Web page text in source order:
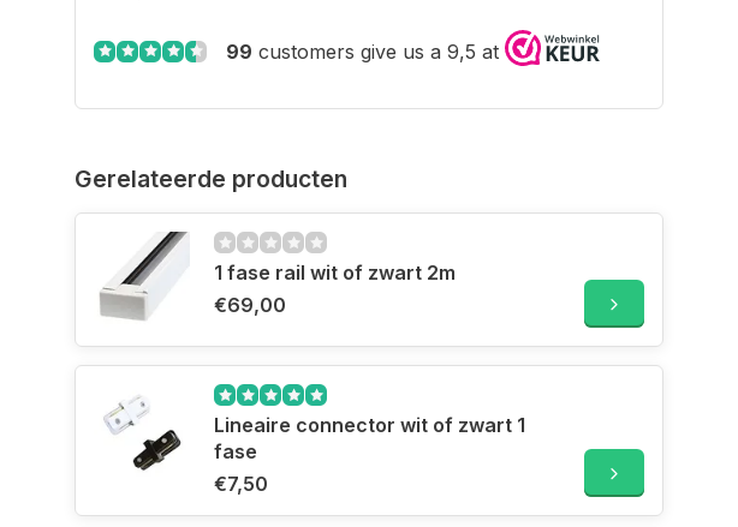
99 customers give us a 9,5 at
Gerelateerde producten
1 fase rail wit of zwart 2m
€69,00
Lineaire connector wit of zwart 1
fase
€7,50